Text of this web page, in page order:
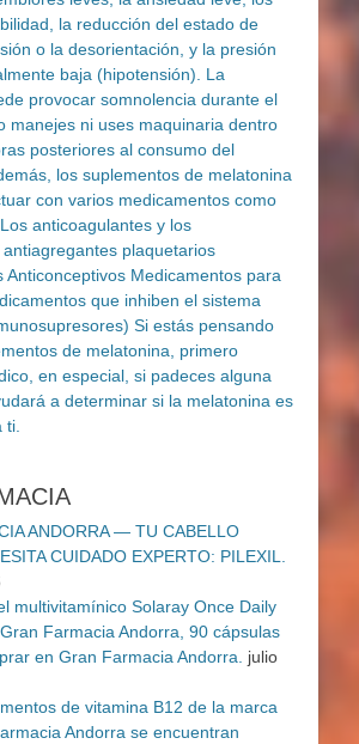
ANDORRA — TU CABELLO
CUIDADO EXPERTO: PILEXIL.
multivitamínico Solaray Once Daily
Farmacia Andorra, 90 cápsulas
en Gran Farmacia Andorra.
julio
de vitamina B12 de la marca
Andorra se encuentran